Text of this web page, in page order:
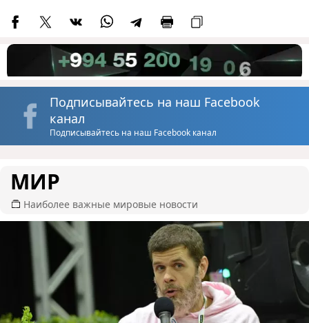
Подписывайтесь на наш Facebook
канал
Подписывайтесь на наш Facebook канал
МИР
Наиболее важные мировые новости